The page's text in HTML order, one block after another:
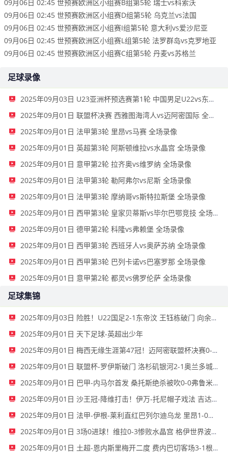
09月06日 02:45 世预赛欧洲区小组赛B组第5轮 瑞士vs科索沃
09月06日 02:45 世预赛欧洲区小组赛D组第5轮 乌克兰vs法国
09月06日 02:45 世预赛欧洲区小组赛I组第5轮 意大利vs爱沙尼亚
09月06日 02:45 世预赛欧洲区小组赛L组第5轮 法罗群岛vs克罗地亚
09月06日 02:45 世预赛欧洲区小组赛C组第5轮 丹麦vs苏格兰
足球录像
2025年09月03日 U23亚洲杯预选赛第1轮 中国男足U22vs东帝汶U22 全场录像
2025年09月01日 联盟杯决赛 西雅图海湾人vs迈阿密国际 全场录像
2025年09月01日 法甲第3轮 里昂vs马赛 全场录像
2025年09月01日 英超第3轮 阿斯顿维拉vs水晶宫 全场录像
2025年09月01日 意甲第2轮 拉齐奥vs维罗纳 全场录像
2025年09月01日 法甲第3轮 勒阿弗尔vs尼斯 全场录像
2025年09月01日 法甲第3轮 摩纳哥vs斯特拉斯堡 全场录像
2025年09月01日 西甲第3轮 皇家贝蒂斯vs毕尔巴鄂竞技 全场录像
2025年09月01日 德甲第2轮 科隆vs弗赖堡 全场录像
2025年09月01日 西甲第3轮 西班牙人vs奥萨苏纳 全场录像
2025年09月01日 西甲第3轮 巴列卡诺vs巴塞罗那 全场录像
2025年09月01日 意甲第2轮 都灵vs佛罗伦萨 全场录像
足球集锦
2025年09月03日 险胜！U22国足2-1东帝汶 王钰栋破门 向余望失空门+失单刀+中横梁
2025年09月01日 天下足球-英超出少年
2025年09月01日 梅西无缘生涯第47冠！迈阿密联盟杯决赛0-3西雅图，后防漏人+送点
2025年09月01日 联盟杯-罗伊斯破门 洛杉矶银河2-1奥兰多城夺季军
2025年09月01日 巴甲-内马尔首发 桑托斯绝杀被吹0-0弗鲁米嫩塞
2025年09月01日 沙王冠-降维打击！伊万-托尼帽子戏法 吉达国民5-0乌奈扎
2025年09月01日 法甲-伊根-莱利直红巴列尔迪乌龙 里昂1-0十人马赛
2025年09月01日 3场0进球！维拉0-3惨败水晶宫 格伊世界波马特塔点射大马丁缺战
2025年09月01日 土超-恩内斯里梅开二度 费内巴切客场3-1根克勒比利吉